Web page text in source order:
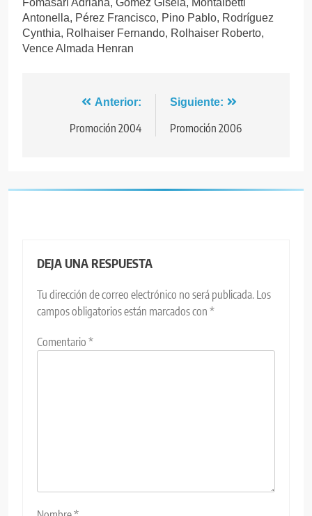
Antonella, Pérez Francisco, Pino Pablo, Rodríguez
Cynthia, Rolhaiser Fernando, Rolhaiser Roberto,
Vence Almada Henran
NavegaciónAnterior:
Promoción 2004
Siguiente:
Promoción 2006
DEJA UNA RESPUESTA
Tu dirección de correo electrónico no será publicada. Los
campos obligatorios están marcados con *
Comentario *